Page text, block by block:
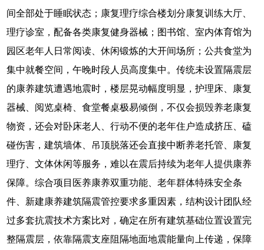
间全部处于睡眠状态；康复理疗综合楼划分康复训练大厅、
理疗诊室，配备各类康复健身器械；图书馆、室内体育馆为
园区老年人日常阅读、休闲锻炼的大开间场所；公共食堂为
集中就餐空间，午晚时段人员高度集中。传统未设置隔震层
的康养建筑遭遇地震时，楼层晃动幅度明显，护理床、康复
器械、阅览桌椅、食堂餐桌极易倾倒，不仅会损毁养老康复
物资，还会对卧床老人、行动不便的老年住户造成挤压、磕
碰伤害，建筑墙体、吊顶脱落还会直接中断养老托管、康复
理疗、文体休闲等服务，难以在震后持续为老年人提供康养
保障。综合项目医养康养双重功能、老年群体特殊安全条
件、新建康养建筑隔震管控要求多重因素，结构设计团队经
过多套抗震技术方案比对，确定在所有建筑基础位置设置完
整隔震层，依靠隔震支座阻隔地面地震能量向上传递，保障